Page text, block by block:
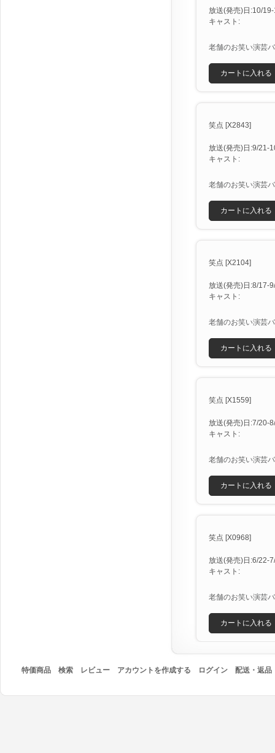
放送(発売)日:10/
キャスト:
老舗のお笑い演芸
カートに入れる
笑点 [X2843]
放送(発売)日:9/21-
キャスト:
老舗のお笑い演芸
カートに入れる
笑点 [X2104]
放送(発売)日:8/17-
キャスト:
老舗のお笑い演芸
カートに入れる
笑点 [X1559]
放送(発売)日:7/20-
キャスト:
老舗のお笑い演芸
カートに入れる
笑点 [X0968]
放送(発売)日:6/22-
キャスト:
老舗のお笑い演芸
カートに入れる
特価商品 検索 レビュー アカウントを作成する ログイン 配送・返品